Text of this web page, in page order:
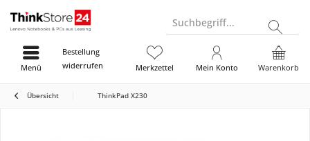
Suchbegriff...
Bestellung
widerrufen
Warenkorb
Merkzettel Mein Konto
Menü
Übersicht ThinkPad X230